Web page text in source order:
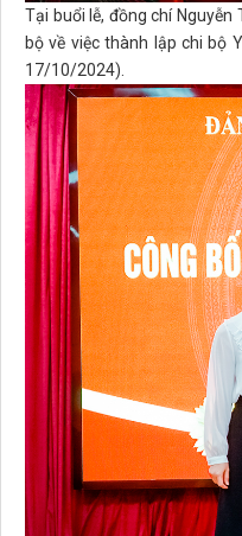
Tại buổi lễ, đồng chí
bộ về việc thành lập chi bộ
17/10/2024).